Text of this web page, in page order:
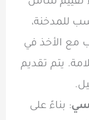
للمدخنة،
مع الأخذ في
يتم تقديم
: بناءً على